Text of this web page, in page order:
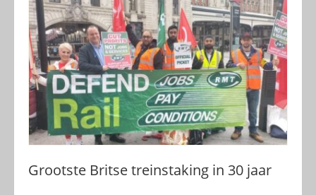
Grootste Britse treinstaking in 30 jaar